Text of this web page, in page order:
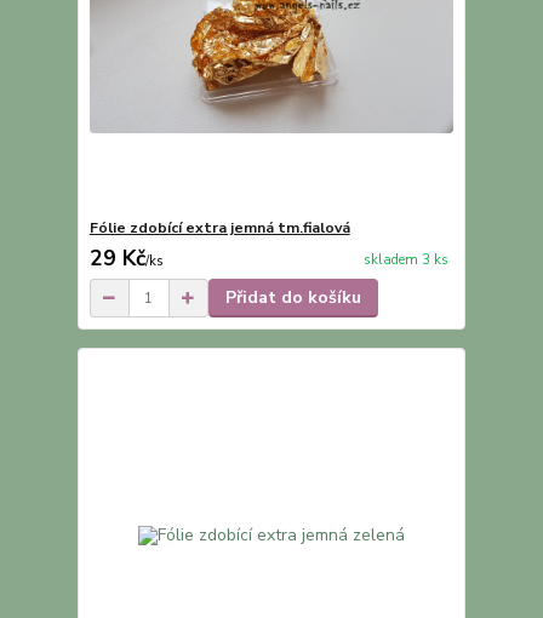
Fólie zdobící extra jemná tm.fialová
29 Kč/ks skladem 3 ks
Přidat do košíku